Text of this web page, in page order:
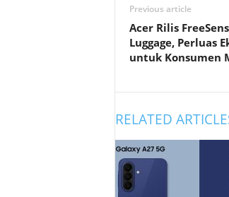
Previous article
Acer Rilis
Luggage, Perluas
untuk Konsumen
RELATED